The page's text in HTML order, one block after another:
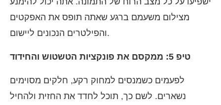
מצילום משעמם ברגע שאתה תופס את האפקטים
והפילטרים הנכונים ליישום.
טיפ 5: ממקסם את פונקציות הטשטוש והחידוד
לפעמים כשמנסים למחוק רקע, חלקים מסוימים
נשארים. לשם כך, תוכל לחדד את החזית ולהחיל